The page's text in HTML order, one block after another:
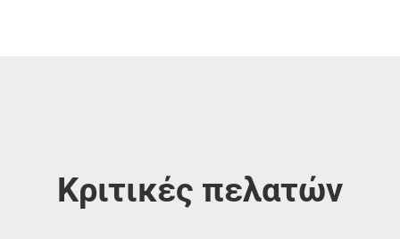
Κριτικές πελατών